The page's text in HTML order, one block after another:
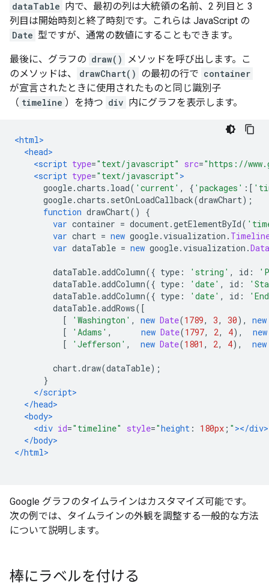
dataTable 内で、最初の列は大統領の名前、2 列目と 3
列目は開始時刻と終了時刻です。これらは JavaScript の
Date 型ですが、通常の数値にすることもできます。
最後に、グラフの draw()
メソッドを呼び出します。こ
のメソッドは、
drawChart() の最初の行で container
が宣言されたときに使用されたものと同じ識別子
（ timeline ）を持つ div 内にグラフを表示します。
<html>
<head>
<script type="text/javascript" src="https://
<script type="text/javascript" >
google.charts . load( 'current' , { 'packages' :[
google.charts . setOnLoadCallback(drawChart);
function drawChart()
{
var container = document.getElementById(
var chart = new google.visualization .
var dataTable = new google.visualization .
dataTable.addColumn({ type : 'string' , id :
dataTable.addColumn({ type : 'date' , id :
dataTable.addColumn({ type : 'date' , id :
dataTable.addRows([
[
'Washington' , new Date(1789, 3, 30),
new
[
'Adams' , new Date(1797, 2, 4),
new
[
'Jefferson' , new Date(1801 , 2, 4), new
chart.draw(dataTable);
}
</script>
</head>
<body>
<div id="timeline" style="height : 180px ; " ></div>
</body>
</html>
Google グラフのタイムラインはカスタマイズ可能です。
次の例では、タイムラインの外観を調整する一般的な方法
について説明します。
棒にラベルを付ける